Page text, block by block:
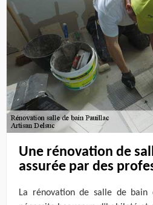
Une rénovation de
assurée par des
La rénovation de salle de bain